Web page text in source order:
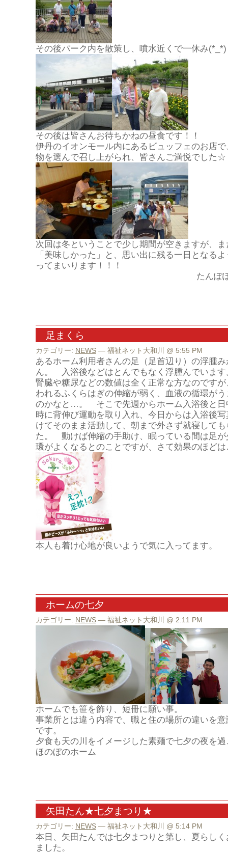
その後パーク内を散策し、噴水近くで一休み(*_*)
その後は皆さんお待ちかねの昼食です！！
伊丹のイオンモール内にあるビュッフェのお店
物を選んで召し上がられ、皆さんご満悦でした☆
次回は冬ということで少し期間が空きますが、
「美味しかった」と、思い出に残る一日となる
ってまいります！！！
たんぽ
足まくら
カテゴリー: NEWS — 福祉ネット大和川 @ 5:55 PM
あるホーム利用者さんの足（足首辺り）の浮腫
ん。 入浴後などはとんでもなく浮腫んでいま
腎臓や糖尿などの数値は全く正常な方なのです
われるふくらはぎの伸縮が弱く、血液の循環が
のかなと…。 そこで先週からホーム入浴後と日
時に背伸び運動を取り入れ、今日からは入浴後
けてそのまま活動して、朝まで外さず就寝して
た。 動けば伸縮の手助け、眠っている間は足が
環がよくなるとのことですが、さて効果のほど
本人も着け心地が良いようで気に入ってます。
ホームの七夕
カテゴリー: NEWS — 福祉ネット大和川 @ 2:11 PM
ホームでも笹を飾り、短冊に願い事。
事業所とは違う内容で、職と住の場所の違いを
です。
夕食も天の川をイメージした素麺で七夕の夜を
ほのぼのホーム
矢田たん★七夕まつり★
カテゴリー: NEWS — 福祉ネット大和川 @ 5:14 PM
本日、矢田たんでは七夕まつりと第し、夏らし
ました。